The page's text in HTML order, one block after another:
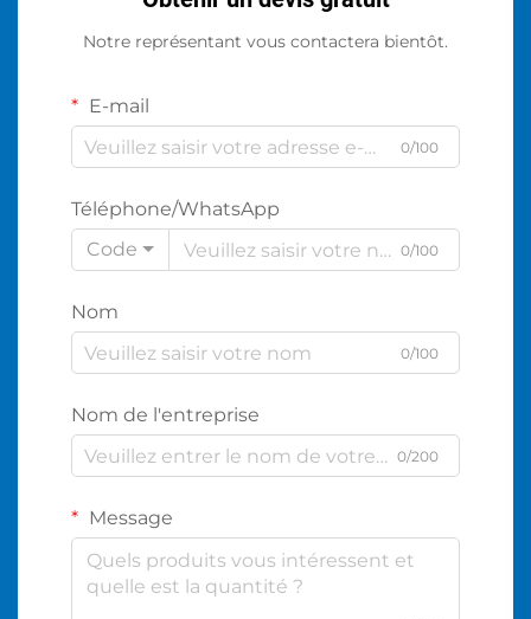
Notre représentant vous contactera bientôt.
E-mail
0/100
Téléphone/WhatsApp
Code
0/100
Nom
0/100
Nom de l'entreprise
0/200
Message